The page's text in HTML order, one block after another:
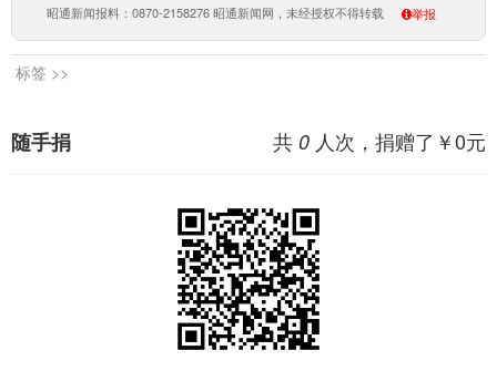
昭通新闻报料：0870-2158276 昭通新闻网，未经授权不得转载 举报
标签 >>
共 0 人次，捐赠了￥0元
随手捐